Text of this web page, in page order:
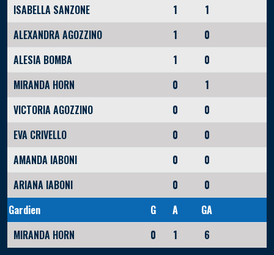
ISABELLA SANZONE 1
1
ALEXANDRA AGOZZINO
1
0
ALESIA BOMBA
1
0
MIRANDA HORN
0
1
VICTORIA AGOZZINO
0
0
EVA CRIVELLO
0
0
AMANDA IABONI
0
0
ARIANA IABONI
0
0
Gardien
G A
GA
MIRANDA HORN
0 1 6